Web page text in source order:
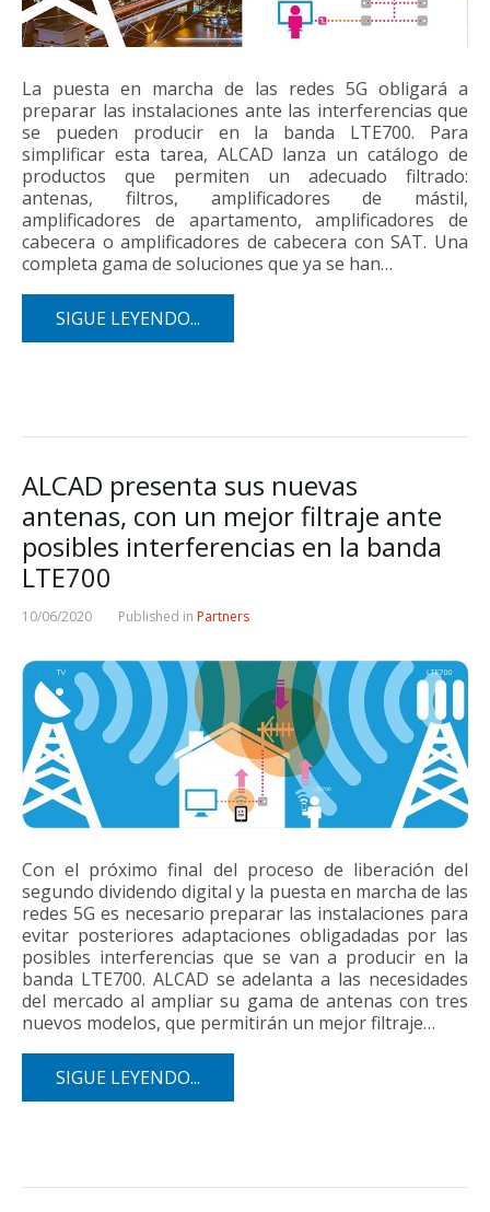
La puesta en marcha de las redes 5G obligará a
preparar las instalaciones ante las interferencias que
se pueden producir en la banda LTE700. Para
simplificar esta tarea, ALCAD lanza un catálogo de
productos que permiten un adecuado filtrado:
antenas, filtros, amplificadores de mástil,
amplificadores de apartamento, amplificadores de
cabecera o amplificadores de cabecera con SAT. Una
completa gama de soluciones que ya se han…
SIGUE LEYENDO...
ALCAD presenta sus nuevas
antenas, con un mejor filtraje ante
posibles interferencias en la banda
LTE700
10/06/2020 Published in Partners
Con el próximo final del proceso de liberación del
segundo dividendo digital y la puesta en marcha de las
redes 5G es necesario preparar las instalaciones para
evitar posteriores adaptaciones obligadadas por las
posibles interferencias que se van a producir en la
banda LTE700. ALCAD se adelanta a las necesidades
del mercado al ampliar su gama de antenas con tres
nuevos modelos, que permitirán un mejor filtraje…
SIGUE LEYENDO...